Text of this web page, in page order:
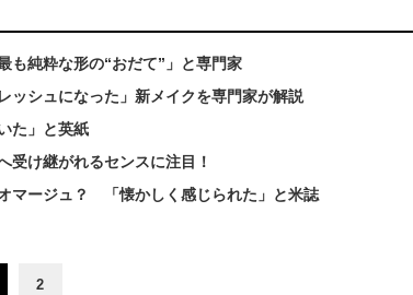
純粋な形の“おだて”」と専門家
シュになった」新メイクを専門家が解説
た」と英紙
け継がれるセンスに注目！
マージュ？ 「懐かしく感じられた」と米誌
2